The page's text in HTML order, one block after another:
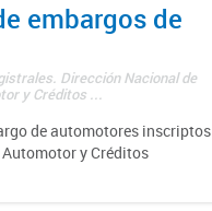
embargos de
Dirección Nacional de
y Créditos ...
de automotores inscriptos
y Créditos